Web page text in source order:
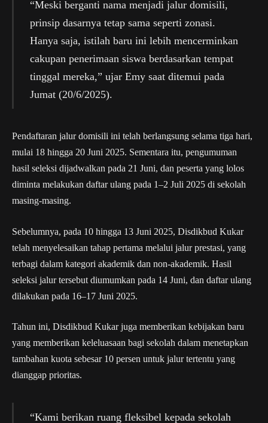
“Meski berganti nama menjadi jalur domisili,
prinsip dasarnya tetap sama seperti zonasi.
Hanya saja, istilah baru ini lebih mencerminkan
cakupan penerimaan siswa berdasarkan tempat
tinggal mereka,” ujar Emy saat ditemui pada
Jumat (20/6/2025).
Pendaftaran jalur domisili ini telah berlangsung selama tiga hari,
mulai 18 hingga 20 Juni 2025. Sementara itu, pengumuman
hasil seleksi dijadwalkan pada 21 Juni, dan peserta yang lolos
diminta melakukan daftar ulang pada 1–2 Juli 2025 di sekolah
masing-masing.
Sebelumnya, pada 10 hingga 13 Juni 2025, Disdikbud Kukar
telah menyelesaikan tahap pertama melalui jalur prestasi, yang
terbagi dalam kategori akademik dan non-akademik. Hasil
seleksi jalur tersebut diumumkan pada 14 Juni, dan daftar ulang
dilakukan pada 16–17 Juni 2025.
Tahun ini, Disdikbud Kukar juga memberikan kebijakan baru
yang memberikan keleluasaan bagi sekolah dalam menetapkan
tambahan kuota sebesar 10 persen untuk jalur tertentu yang
dianggap prioritas.
“Kami berikan ruang fleksibel kepada sekolah